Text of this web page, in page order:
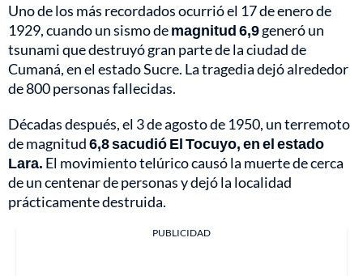
Uno de los más recordados ocurrió el 17 de enero de
1929, cuando un sismo demagnitud 6,9generó un
tsunami que destruyó gran parte de la ciudad de
Cumaná, en el estado Sucre. La tragedia dejó alrededor
de 800 personas fallecidas.
Décadas después, el 3 de agosto de 1950, un terremoto
de magnitud6,8 sacudió El Tocuyo, en el estado
Lara. El movimiento telúrico causó la muerte de cerca
de un centenar de personas y dejó la localidad
prácticamente destruida.
PUBLICIDAD